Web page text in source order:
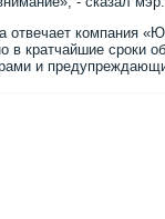
отвечает компания
в кратчайшие сроки
и